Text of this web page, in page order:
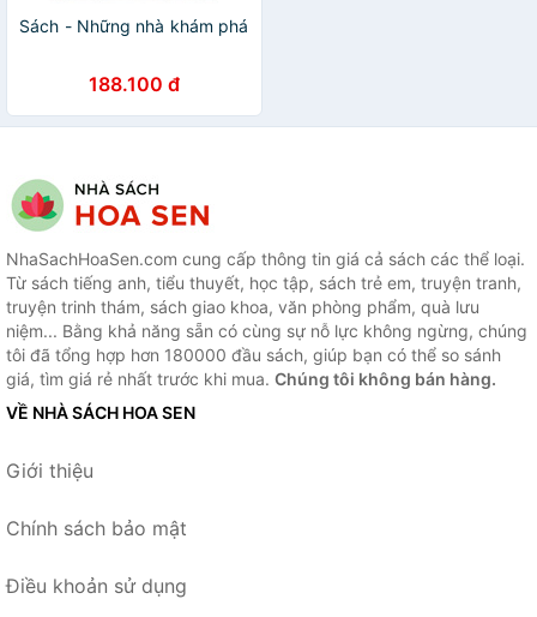
Sách - Những nhà khám phá
188.100 đ
NhaSachHoaSen.com cung cấp thông tin giá cả sách các thể loại.
Từ sách tiếng anh, tiểu thuyết, học tập, sách trẻ em, truyện tranh,
truyện trinh thám, sách giao khoa, văn phòng phẩm, quà lưu
niệm... Bằng khả năng sẵn có cùng sự nỗ lực không ngừng, chúng
tôi đã tổng hợp hơn 180000 đầu sách, giúp bạn có thể so sánh
giá, tìm giá rẻ nhất trước khi mua. Chúng tôi không bán hàng.
VỀ NHÀ SÁCH HOA SEN
Giới thiệu
Chính sách bảo mật
Điều khoản sử dụng